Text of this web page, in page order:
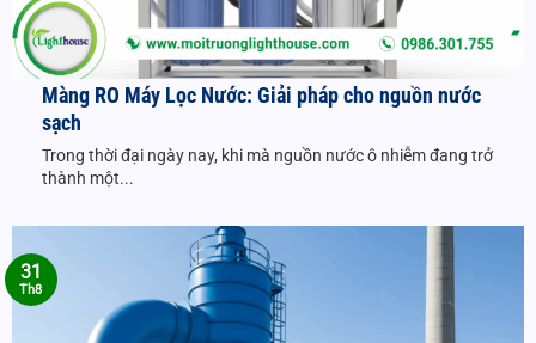
Màng RO Máy Lọc Nước: Giải pháp cho nguồn nước
sạch
Trong thời đại ngày nay, khi mà nguồn nước ô nhiễm đang trở
thành một...
31
Th8